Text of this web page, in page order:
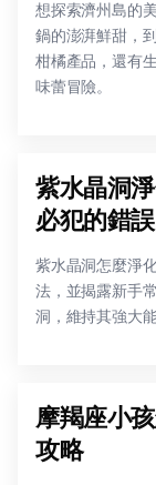
想探索濟州島的
鍋的澎湃鮮甜，
柑橘產品，還有
味蕾冒險。
紫水晶洞
必犯的錯誤
紫水晶洞怎麼淨
法，並揭露新手
洞，維持其強大能
摩羯座小
攻略